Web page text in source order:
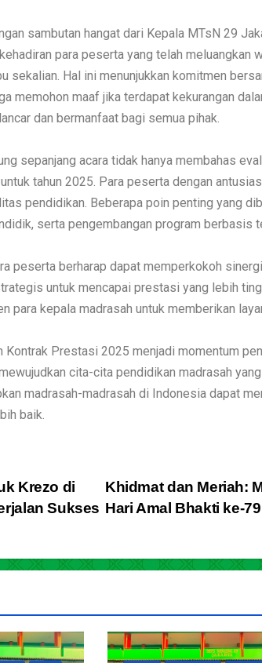
sambutan hangat dari Kepala MTsN 29
para peserta yang telah meluangkan
sekalian. Hal ini menunjukkan komitmen
memohon maaf jika terdapat kekurangan
dan bermanfaat bagi semua pihak.
sepanjang acara tidak hanya membahas
tahun 2025. Para peserta dengan
pendidikan. Beberapa poin penting yang
serta pengembangan program berbasis
peserta berharap dapat memperkokoh
untuk mencapai prestasi yang lebih
para kepala madrasah untuk memberikan
Kontrak Prestasi 2025 menjadi momentum
cita-cita pendidikan madrasah
madrasah-madrasah di Indonesia dapat
baik.
Khidmat dan Meriah:
Hari Amal Bhakti ke-
Krezo di
Sukses